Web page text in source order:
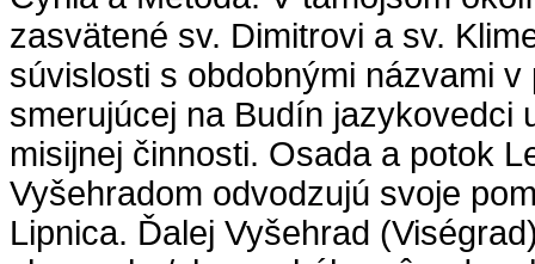
zasvätené sv. Dimitrovi a sv.
súvislosti s obdobnými názvami v
smerujúcej na Budín jazykovedci
misijnej činnosti. Osada a potok
Vyšehradom odvodzujú svoje
Lipnica. Ďalej Vyšehrad